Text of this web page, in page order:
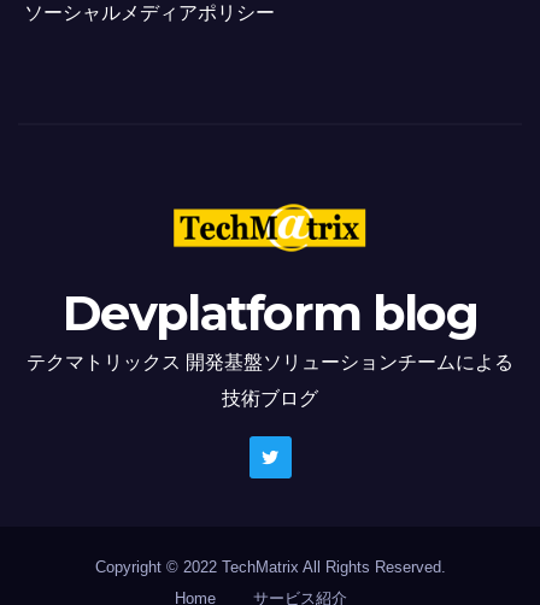
ソーシャルメディアポリシー
Devplatform blog
テクマトリックス 開発基盤ソリューションチームによる
技術ブログ
Copyright © 2022 TechMatrix All Rights Reserved.
Home
サービス紹介